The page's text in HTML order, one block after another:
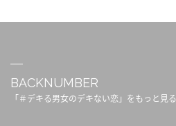
BACKNUMBER
「＃デキる男女のデキない恋」をもっと見る